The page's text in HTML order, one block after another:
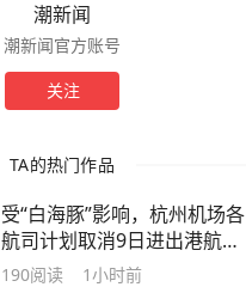
潮新闻
潮新闻官方账号
关注
TA的热门作品
受“白海豚”影响，杭州机场各
航司计划取消9日进出港航班
52架次
190阅读 1小时前